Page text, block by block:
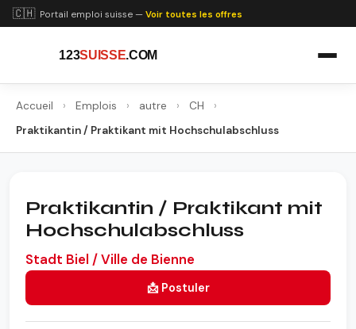
🇨🇭Portail emploi suisse — Voir toutes les offres
123SUISSE .COM
Accueil › Emplois › autre › CH
›
Praktikantin / Praktikant mit Hochschulabschluss
Praktikantin / Praktikant mit
Hochschulabschluss
Stadt Biel / Ville de Bienne
📩 Postuler